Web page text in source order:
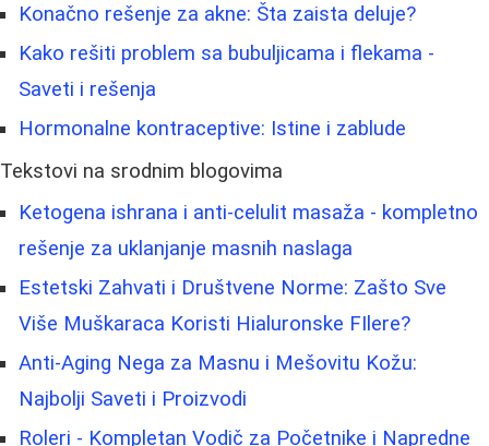
Konačno rešenje za akne: Šta zaista deluje?
Kako rešiti problem sa bubuljicama i flekama -
Saveti i rešenja
Hormonalne kontraceptive: Istine i zablude
Tekstovi na srodnim blogovima
Ketogena ishrana i anti-celulit masaža - kompletno
rešenje za uklanjanje masnih naslaga
Estetski Zahvati i Društvene Norme: Zašto Sve
Više Muškaraca Koristi Hialuronske FIlere?
Anti-Aging Nega za Masnu i Mešovitu Kožu:
Najbolji Saveti i Proizvodi
Roleri - Kompletan Vodič za Početnike i Napredne